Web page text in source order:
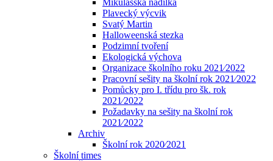
Mikulášská nadílka
Plavecký výcvik
Svatý Martin
Halloweenská stezka
Podzimní tvoření
Ekologická výchova
Organizace školního roku 2021⁄2022
Pracovní sešity na školní rok 2021⁄2022
Pomůcky pro I. třídu pro šk. rok
2021⁄2022
Požadavky na sešity na školní rok
2021⁄2022
Archiv
Školní rok 2020⁄2021
Školní times